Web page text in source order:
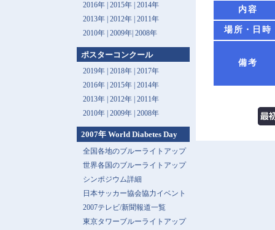
内容
場所・日時
備考
2016年| 2015年| 2014年
2013年 | 2012年| 2011年
2010年| 2009年| 2008年
ポスターコンクール
2019年 | 2018年 | 2017年
2016年 | 2015年 | 2014年
2013年 | 2012年 | 2011年
2010年 | 2009年 | 2008年
2007年 World Diabetes Day
全国各地のブルーライトアップ
世界各国のブルーライトアップ
シンポジウム詳細
日本サッカー協会協力イベント
2007テレビ/新聞報道一覧
東京タワーブルーライトアップ